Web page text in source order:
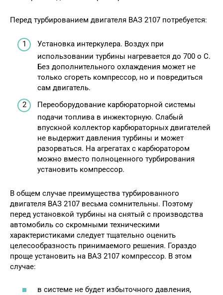
Перед турбированием двигателя ВАЗ 2107 потребуется:
Установка интеркулера. Воздух при
использовании турбины нагревается до 700 о С.
Без дополнительного охлаждения может не
только сгореть компрессор, но и повредиться
сам двигатель.
Переоборудование карбюраторной системы
подачи топлива в инжекторную. Слабый
впускной коллектор карбюраторных двигателей
не выдержит давления турбины и может
разорваться. На агрегатах с карбюратором
можно вместо полноценного турбирования
установить компрессор.
В общем случае преимущества турбированного
двигателя ВАЗ 2107 весьма сомнительны. Поэтому
перед установкой турбины на снятый с производства
автомобиль со скромными техническими
характеристиками следует тщательно оценить
целесообразность принимаемого решения. Гораздо
проще установить на ВАЗ 2107 компрессор. В этом
случае:
в системе не будет избыточного давления,